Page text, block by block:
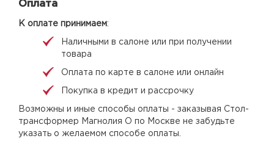
Оплата
К оплате принимаем:
Наличными в салоне или при получении
товара
Оплата по карте в салоне или онлайн
Покупка в кредит и рассрочку
Возможны и иные способы оплаты - заказывая Стол-
трансформер Магнолия О по Москве не забудьте
указать о желаемом способе оплаты.